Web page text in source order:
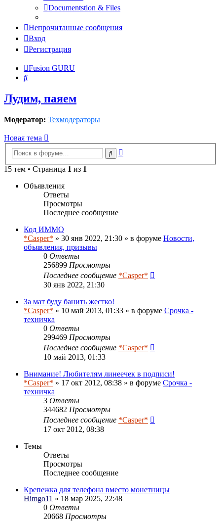
Documentstion & Files
Непрочитанные сообщения
Вход
Регистрация
Fusion GURU
Поиск
Лудим, паяем
Модератор: Техмодераторы
Новая тема
Поиск
15 тем • Страница 1 из 1
Объявления
Ответы
Просмотры
Последнее сообщение
Код ИММО
*Casper* » 30 янв 2022, 21:30 » в форуме Новости,
объявления, призывы
0 Ответы
256899 Просмотры
Последнее сообщение *Casper*
30 янв 2022, 21:30
За мат буду банить жестко!
*Casper* » 10 май 2013, 01:33 » в форуме Срочка -
техничка
0 Ответы
299469 Просмотры
Последнее сообщение *Casper*
10 май 2013, 01:33
Внимание! Любителям линеечек в подписи!
*Casper* » 17 окт 2012, 08:38 » в форуме Срочка -
техничка
3 Ответы
344682 Просмотры
Последнее сообщение *Casper*
17 окт 2012, 08:38
Темы
Ответы
Просмотры
Последнее сообщение
Крепежка для телефона вместо монетницы
Himgo11 » 18 мар 2025, 22:48
0 Ответы
20668 Просмотры